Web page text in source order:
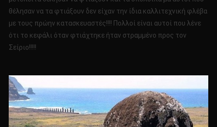
θέλησαν να τα φτιάξουν δεν είχαν την ίδια καλλιτεχνική φλέβα
με τους πρώην κατασκευαστές!!!! Πολλοί είναι αυτοί που λένε
ότι το κεφάλι όταν φτιάχτηκε ήταν στραμμένο προς τον
Σείριο!!!!!